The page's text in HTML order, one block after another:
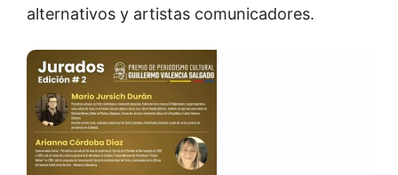
alternativos y artistas comunicadores.